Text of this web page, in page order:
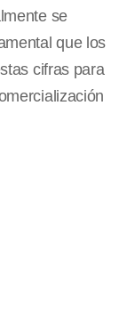
se
que los
cifras para